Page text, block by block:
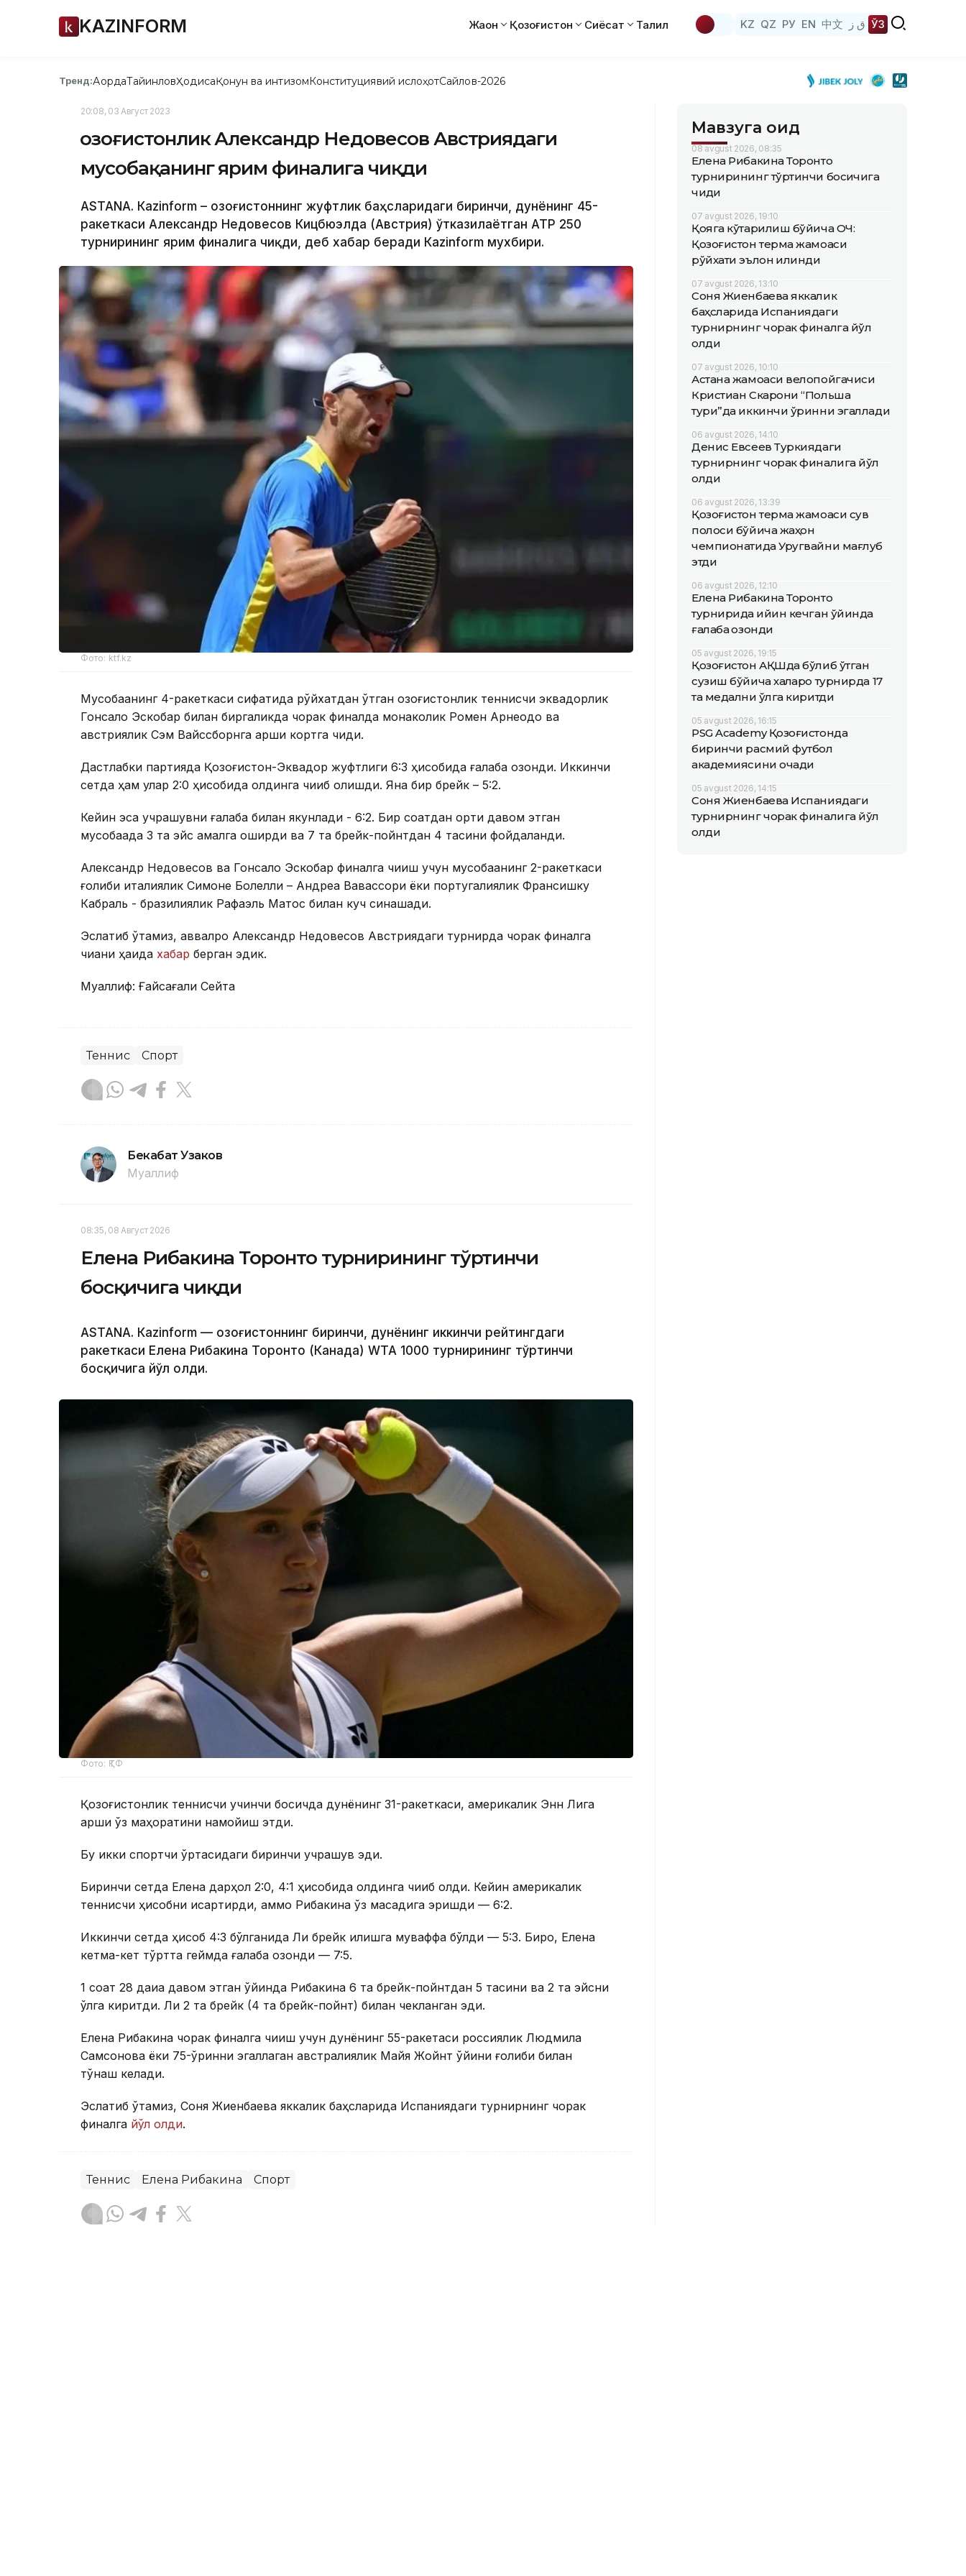
KAZINFORM Жаҳон Қозоғистон Сиёсат Таҳлил KZ QZ РУ EN 中文 ق ز ЎЗ
Тренд:АқордаТайинловҲодисаҚонун ва интизомКонституциявий ислоҳотСайлов-2026
20:08, 03 Август 2023
Қозоғистонлик Александр Недовесов Австриядаги
мусобақанинг ярим финалига чиқди
ASTANА. Кazinform – Қозоғистоннинг жуфтлик баҳсларидаги биринчи, дунёнинг 45-
ракеткаси Александр Недовесов Кицбюэлда (Австрия) ўтказилаётган АТP 250
турнирининг ярим финалига чиқди, деб хабар беради Кazinform мухбири.
Фото: ktf.kz
Мусобақанинг 4-ракеткаси сифатида рўйхатдан ўтган қозоғистонлик теннисчи эквадорлик
Гонсало Эскобар билан биргаликда чорак финалда монаколик Ромен Арнеодо ва
австриялик Сэм Вайссборнга қарши кортга чиқди.
Дастлабки партияда Қозоғистон-Эквадор жуфтлиги 6:3 ҳисобида ғалаба қозонди. Иккинчи
сетда ҳам улар 2:0 ҳисобида олдинга чиқиб олишди. Яна бир брейк – 5:2.
Кейин эса учрашувни ғалаба билан якунлади - 6:2. Бир соатдан ортиқ давом этган
мусобақада 3 та эйс амалга оширди ва 7 та брейк-пойнтдан 4 тасини фойдаланди.
Александр Недовесов ва Гонсало Эскобар финалга чиқиш учун мусобақанинг 2-ракеткаси
ғолиби италиялик Симоне Болелли – Андреа Вавассори ёки португалиялик Франсишку
Кабраль - бразилиялик Рафаэль Матос билан куч синашади.
Эслатиб ўтамиз, аввалроқ Александр Недовесов Австриядаги турнирда чорак финалга
чиққани ҳақида хабар берган эдик.
Муаллиф: Ғайсағали Сейтақ
Теннис Спорт
Бекабат Узаков
Муаллиф
08:35, 08 Август 2026
Елена Рибакина Торонто турнирининг тўртинчи
босқичига чиқди
ASTANА. Кazinform — Қозоғистоннинг биринчи, дунёнинг иккинчи рейтингдаги
ракеткаси Елена Рибакина Торонто (Канада) WТА 1000 турнирининг тўртинчи
босқичига йўл олди.
Фото: ҚТФ
Қозоғистонлик теннисчи учинчи босқичда дунёнинг 31-ракеткаси, америкалик Энн Лига
қарши ўз маҳоратини намойиш этди.
Бу икки спортчи ўртасидаги биринчи учрашув эди.
Биринчи сетда Елена дарҳол 2:0, 4:1 ҳисобида олдинга чиқиб олди. Кейин америкалик
теннисчи ҳисобни қисқартирди, аммо Рибакина ўз мақсадига эришди — 6:2.
Иккинчи сетда ҳисоб 4:3 бўлганида Ли брейк қилишга муваффақ бўлди — 5:3. Бироқ, Елена
кетма-кет тўртта геймда ғалаба қозонди — 7:5.
1 соат 28 дақиқа давом этган ўйинда Рибакина 6 та брейк-пойнтдан 5 тасини ва 2 та эйсни
қўлга киритди. Ли 2 та брейк (4 та брейк-пойнт) билан чекланган эди.
Елена Рибакина чорак финалга чиқиш учун дунёнинг 55-ракетаси россиялик Людмила
Самсонова ёки 75-ўринни эгаллаган австралиялик Майя Жойнт ўйини ғолиби билан
тўқнаш келади.
Эслатиб ўтамиз, Соня Жиенбаева яккалик баҳсларида Испаниядаги турнирнинг чорак
финалга йўл олди.
Теннис Елена Рибакина Спорт
Мавзуга оид
08 avgust 2026, 08:35
Елена Рибакина Торонто
турнирининг тўртинчи босқичига
чиқди
07 avgust 2026, 19:10
Қояга кўтарилиш бўйича ОЧ:
Қозоғистон терма жамоаси
рўйхати эълон қилинди
07 avgust 2026, 13:10
Соня Жиенбаева яккалик
баҳсларида Испаниядаги
турнирнинг чорак финалга йўл
олди
07 avgust 2026, 10:10
Астана жамоаси велопойгачиси
Кристиан Скарони “Польша
тури”да иккинчи ўринни эгаллади
06 avgust 2026, 14:10
Денис Евсеев Туркиядаги
турнирнинг чорак финалига йўл
олди
06 avgust 2026, 13:39
Қозоғистон терма жамоаси сув
полоси бўйича жаҳон
чемпионатида Уругвайни мағлуб
этди
06 avgust 2026, 12:10
Елена Рибакина Торонто
турнирида қийин кечган ўйинда
ғалаба қозонди
05 avgust 2026, 19:15
Қозоғистон АҚШда бўлиб ўтган
сузиш бўйича халқаро турнирда 17
та медални қўлга киритди
05 avgust 2026, 16:15
PSG Academy Қозоғистонда
биринчи расмий футбол
академиясини очади
05 avgust 2026, 14:15
Соня Жиенбаева Испаниядаги
турнирнинг чорак финалига йўл
олди